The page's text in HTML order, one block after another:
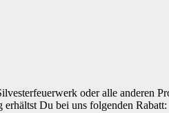
oder alle anderen
Du bei uns folgenden Rabatt: